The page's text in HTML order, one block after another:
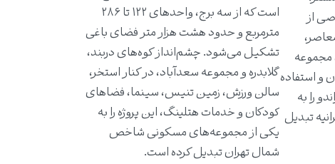
از
مجموعه
و استفاده
را به
تبدیل
است که از سه برج، واحدهای ۱۲۲ تا ۲۸۶
مترمربع و حدود هشت هزار متر فضای باغی
تشکیل می‌شود. چشم‌انداز کوه‌های دربند،
گلابدره و مجموعه سعدآباد، در کنار استخر،
سالن ورزش، زمین تنیس، سینما، فضاهای
کودکان و خدمات هتلینگ، این پروژه را به
یکی از مجموعه‌های مسکونی شاخص
شمال تهران تبدیل کرده است.